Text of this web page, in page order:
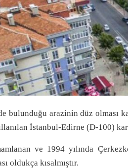
bulunduğu arazinin düz olması
İstanbul-Edirne (D-100)
ve 1994 yılında
oldukça kısalmıştır.